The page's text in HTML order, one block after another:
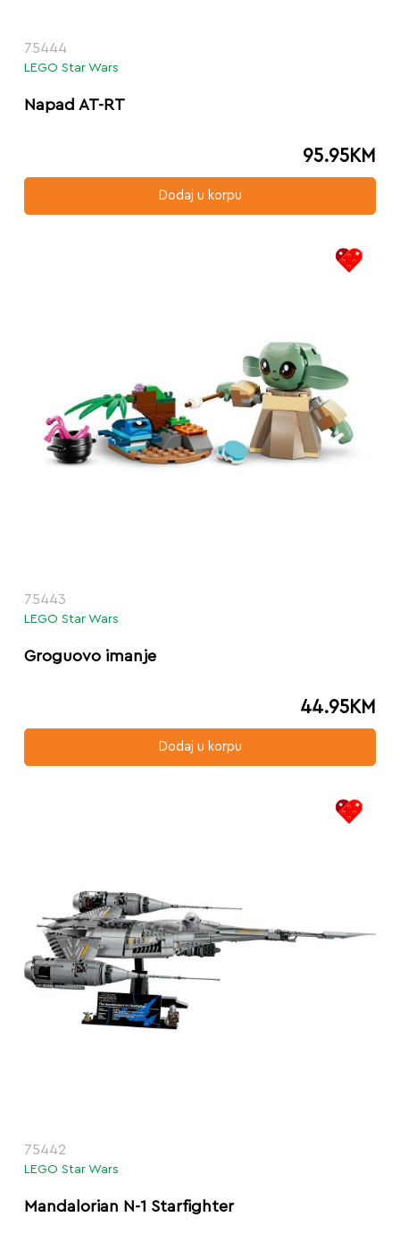
75444
LEGO Star Wars
Napad AT-RT
95.95KM
Dodaj u korpu
75443
LEGO Star Wars
Groguovo imanje
44.95KM
Dodaj u korpu
75442
LEGO Star Wars
Mandalorian N-1 Starfighter